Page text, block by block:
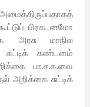
பிரகடனமோ
அரசு மாநில
சுட்டிக் கண்டனம்
பா.ச.க.வை
அறிக்கை சுட்டிக்